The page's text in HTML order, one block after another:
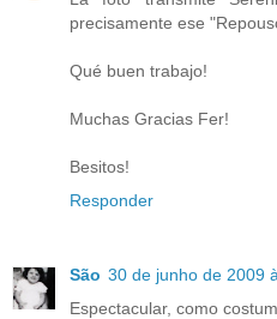
precisamente ese
Qué buen trabajo!
Muchas Gracias Fer!
Besitos!
Responder
São 30 de junho de 2009
Espectacular, como